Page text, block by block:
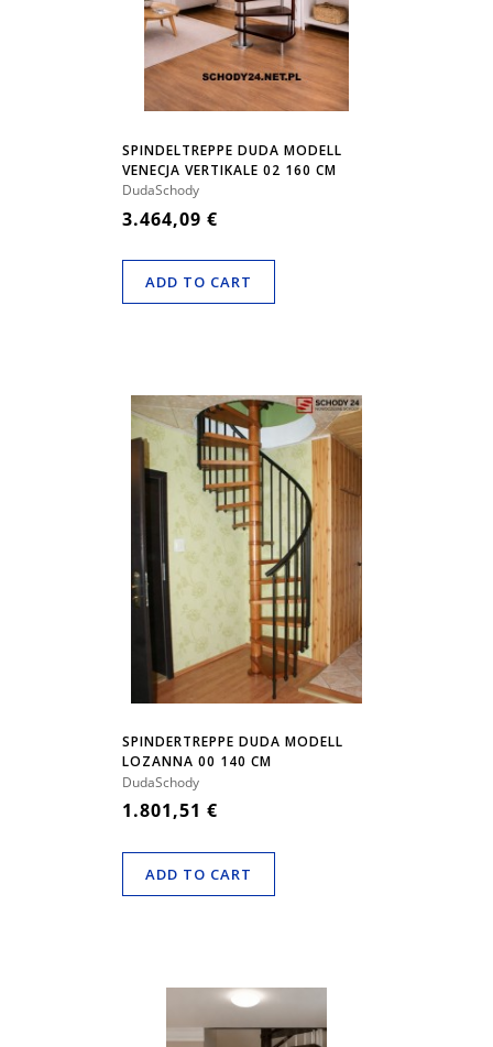
SPINDELTREPPE DUDA MODELL
VENECJA VERTIKALE 02 160 CM
DudaSchody
3.464,09 €
ADD TO CART
SPINDERTREPPE DUDA MODELL
LOZANNA 00 140 CM
DudaSchody
1.801,51 €
ADD TO CART